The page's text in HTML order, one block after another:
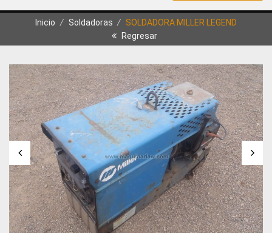
Inicio / Soldadoras / SOLDADORA MILLER LEGEND
Regresar